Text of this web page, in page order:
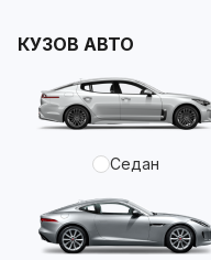
КУЗОВ АВТО
Седан